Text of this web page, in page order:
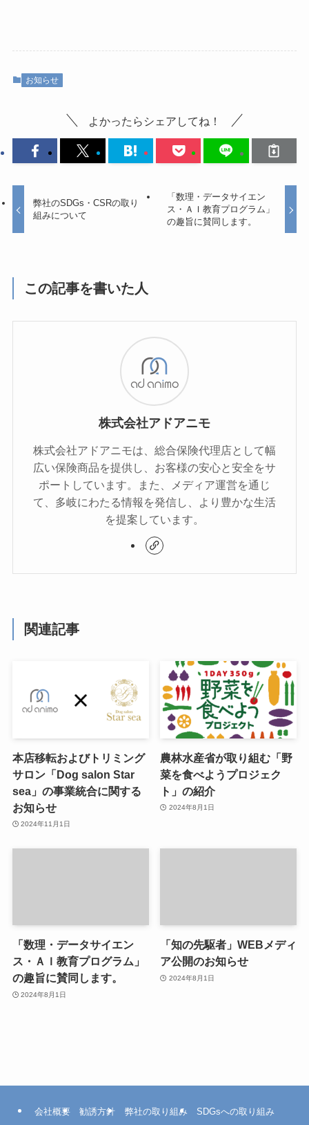
お知らせ
よかったらシェアしてね！
弊社のSDGs・CSRの取り
組みについて
「数理・データサイエン
ス・ＡＩ教育プログラム」
の趣旨に賛同します。
この記事を書いた人
株式会社アドアニモ
株式会社アドアニモは、総合保険代理店として幅
広い保険商品を提供し、お客様の安心と安全をサ
ポートしています。また、メディア運営を通じ
て、多岐にわたる情報を発信し、より豊かな生活
を提案しています。
関連記事
本店移転およびトリミング
サロン「Dog salon Star
sea」の事業統合に関する
お知らせ
2024年11月1日
農林水産省が取り組む「野
菜を食べようプロジェク
ト」の紹介
2024年8月1日
「数理・データサイエン
ス・ＡＩ教育プログラム」
の趣旨に賛同します。
2024年8月1日
「知の先駆者」WEBメディ
ア公開のお知らせ
2024年8月1日
会社概要 勧誘方針 弊社の取り組み SDGsへの取り組み